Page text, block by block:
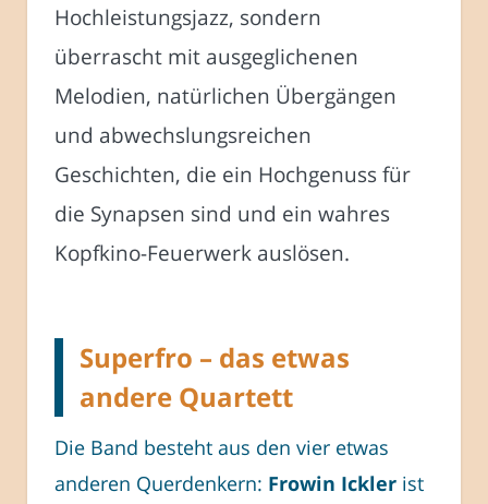
Hochleistungsjazz, sondern
überrascht mit ausgeglichenen
Melodien, natürlichen Übergängen
und abwechslungsreichen
Geschichten, die ein Hochgenuss für
die Synapsen sind und ein wahres
Kopfkino-Feuerwerk auslösen.
Superfro – das etwas
andere Quartett
Die Band besteht aus den vier etwas
anderen Querdenkern: Frowin Ickler ist